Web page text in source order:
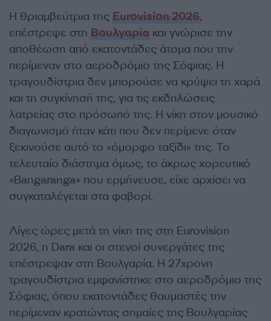
Η θριαμβεύτρια της Eurovision 2026,
επέστρεψε στη Βουλγαρία και γνώρισε την
αποθέωση από εκατοντάδες άτομα που την
περίμεναν στο αεροδρόμιο της Σόφιας. Η
τραγουδίστρια δεν μπορούσε να κρύψει τη χαρά
και τη συγκίνησή της, για τις εκδηλώσεις
λατρείας στο πρόσωπό της. Η νίκη στον μουσικό
διαγωνισμό ήταν κάτι που δεν περίμενε όταν
ξεκινούσε αυτό το «όμορφο ταξίδι» της. Το
τελευταίο διάστημα όμως, το άκρως χορευτικό
«Bangaranga» που ερμήνευσε, είχε αρχίσει να
συγκαταλέγεται στα φαβορί.
Λίγες ώρες μετά τη νίκη της στη Eurovision
2026, η Dara και οι στενοί συνεργάτες της
επέστρεψαν στη Βουλγαρία. Η 27χρονη
τραγουδίστρια εμφανίστηκε στο αεροδρόμιο της
Σόφιας, όπου εκατοντάδες θαυμαστές την
περίμεναν κρατώντας σημαίες της Βουλγαρίας